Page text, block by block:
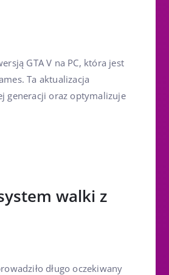
GTA V na PC, która jest
Ta aktualizacja
generacji oraz optymalizuje
walki z
długo oczekiwany